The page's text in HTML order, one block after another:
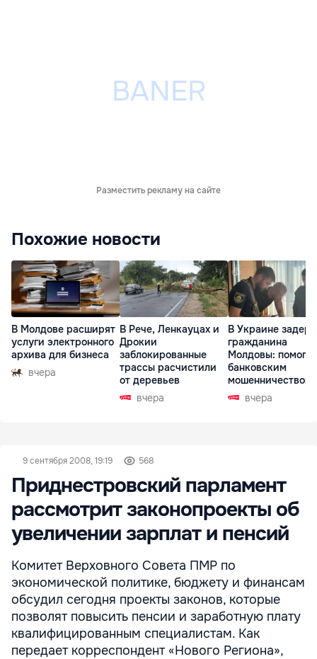
Разместить рекламу на сайте
Похожие новости
В Молдове расширят
услуги электронного
архива для бизнеса
вчера
В Рече, Ленкауцах и
Дрокии
заблокированные
трассы расчистили
от деревьев
вчера
В Украине
гражданина
Молдовы:
банковским
мошенничеством
Чехиивчера
9 сентября 2008, 19:19 568
Приднестровский парламент
рассмотрит законопроекты об
увеличении зарплат и пенсий
Комитет Верховного Совета ПМР по
экономической политике, бюджету и финансам
обсудил сегодня проекты законов, которые
позволят повысить пенсии и заработную плату
квалифицированным специалистам. Как
передает корреспондент «Нового Региона»,